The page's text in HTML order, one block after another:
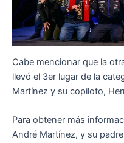
Cabe mencionar que la
llevó el 3er lugar de la
Martínez y su copiloto,
Para obtener más
André Martínez, y su